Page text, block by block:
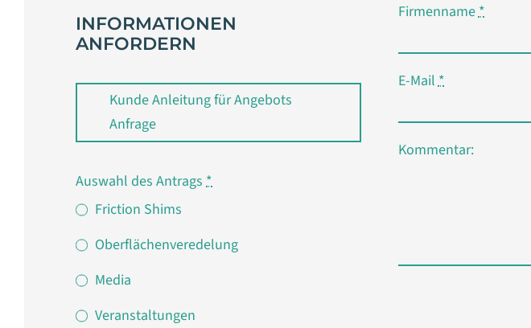
INFORMATIONEN
ANFORDERN
Kunde Anleitung für Angebots
Anfrage
Auswahl des Antrags*
Friction Shims
Oberflächenveredelung
Media
Veranstaltungen
Firmenname*
E-Mail*
Kommentar: